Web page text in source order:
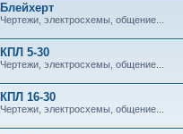
Блейхерт
Чертежи, электросхемы, общение...
КПЛ 5-30
Чертежи, электросхемы, общение...
КПЛ 16-30
Чертежи, электросхемы, общение...